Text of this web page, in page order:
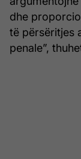
dhe
të përsëritjes
penale”,